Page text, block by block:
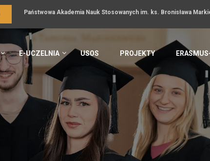
Państwowa Akademia Nauk Stosowanych im. ks. Bronisława
E-UCZELNIA USOS PROJEKTY